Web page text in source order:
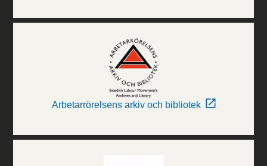
Arbetarrörelsens arkiv och bibliotek